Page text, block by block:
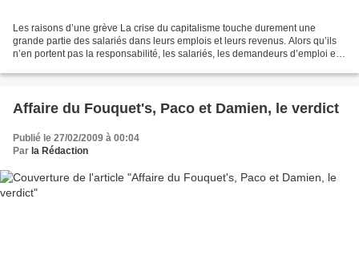
Les raisons d’une grève La crise du capitalisme touche durement une
grande partie des salariés dans leurs emplois et leurs revenus. Alors qu’ils
n’en portent pas la responsabilité, les salariés, les demandeurs d’emploi et
Affaire du Fouquet's, Paco et Damien, le verdict
Publié le 27/02/2009 à 00:04
Par la Rédaction